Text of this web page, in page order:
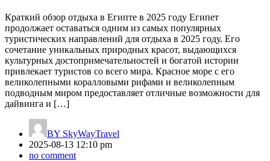
Краткий обзор отдыха в Египте в 2025 году Египет
продолжает оставаться одним из самых популярных
туристических направлений для отдыха в 2025 году. Его
сочетание уникальных природных красот, выдающихся
культурных достопримечательностей и богатой истории
привлекает туристов со всего мира. Красное море с его
великолепными коралловыми рифами и великолепным
подводным миром предоставляет отличные возможности для
дайвинга и […]
BY SkyWayTravel
2025-08-13 12:10 pm
no comment